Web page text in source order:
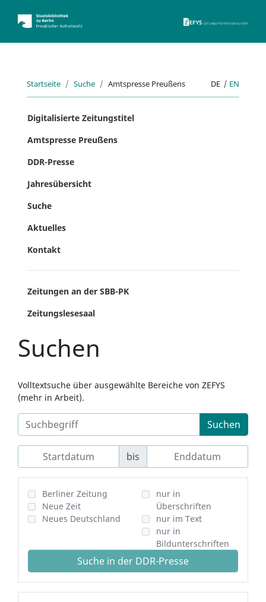
Startseite Suche Amtspresse Preußens DE | EN
Digitalisierte Zeitungstitel
Amtspresse Preußens
DDR-Presse
Jahresübersicht
Suche
Aktuelles
Kontakt
Zeitungen an der SBB-PK
Zeitungslesesaal
Suchen
Volltextsuche über ausgewählte Bereiche von ZEFYS
(mehr in Arbeit).
Suchen
bis
Berliner Zeitung
Neue Zeit
Neues Deutschland
nur in
Überschriften
nur im Text
nur in
Bildunterschriften
Suche in der DDR-Presse